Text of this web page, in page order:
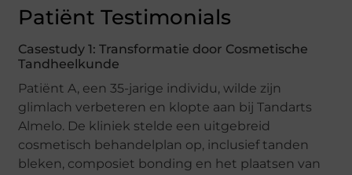
Patiënt Testimonials
Casestudy 1: Transformatie door Cosmetische
Tandheelkunde
Patiënt A, een 35-jarige individu, wilde zijn
glimlach verbeteren en klopte aan bij Tandarts
Almelo. De kliniek stelde een uitgebreid
cosmetisch behandelplan op, inclusief tanden
bleken, composiet bonding en het plaatsen van